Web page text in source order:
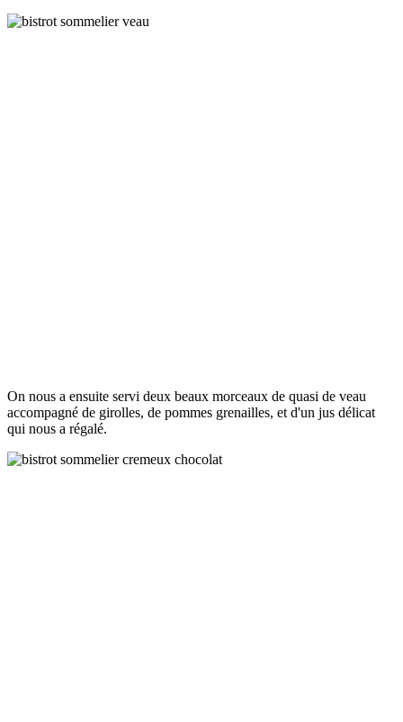
On nous a ensuite servi deux beaux morceaux de quasi de veau
accompagné de girolles, de pommes grenailles, et d'un jus délicat
qui nous a régalé.